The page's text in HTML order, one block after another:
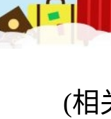
(相